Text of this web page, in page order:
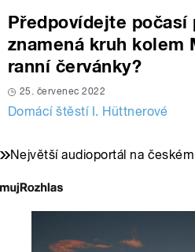
Předpovídejte počasí
znamená kruh kolem
ranní červánky?
25. červenec 2022
Domácí štěstí I. Hüttnerové
Největší audioportál na